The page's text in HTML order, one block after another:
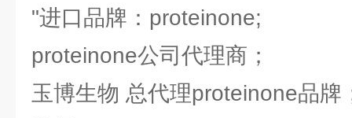
"进口品牌：proteinone;
proteinone公司代理商；
玉博生物 总代理proteinone品